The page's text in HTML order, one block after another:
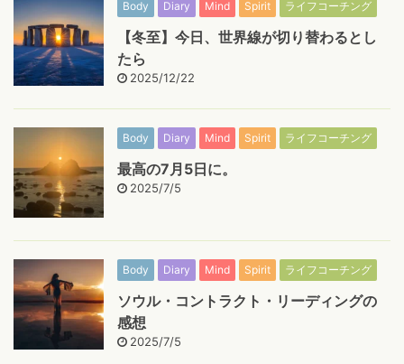
Body Diary Mind Spirit ライフコーチング
【冬至】今日、世界線が切り替わるとし
たら
2025/12/22
Body Diary Mind Spirit ライフコーチング
最高の7月5日に。
2025/7/5
Body Diary Mind Spirit ライフコーチング
ソウル・コントラクト・リーディングの
感想
2025/7/5